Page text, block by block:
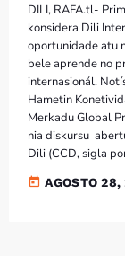
PRÓXIMOS
DILI, RAFA.tl-
konsidera Dili
oportunidade atu
bele aprende no
internasionál.
Hametin
Merkadu Global
nia diskursu
Dili (CCD, sigla
today AGOSTO 28,